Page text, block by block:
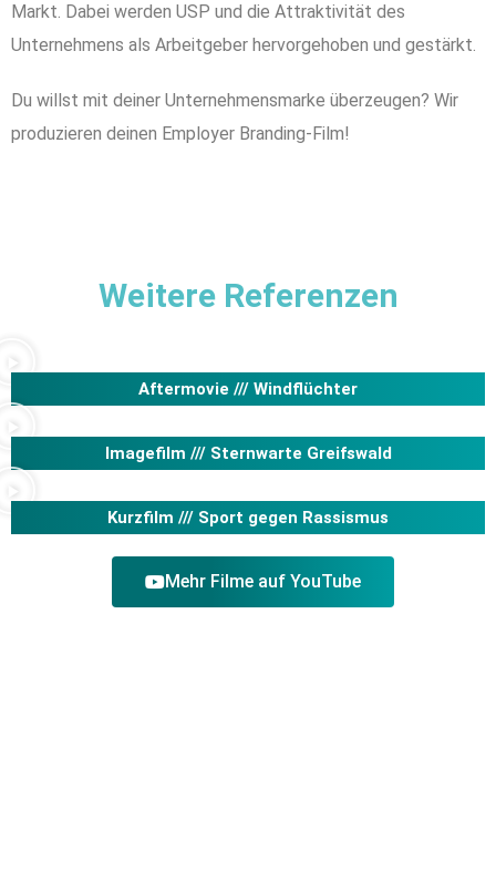
Markt. Dabei werden USP und die Attraktivität des
Unternehmens als Arbeitgeber hervorgehoben und gestärkt.
Du willst mit deiner Unternehmensmarke überzeugen? Wir
produzieren deinen Employer Branding-Film!
Weitere Referenzen
Aftermovie /// Windflüchter
Imagefilm /// Sternwarte Greifswald
Kurzfilm /// Sport gegen Rassismus
Mehr Filme auf YouTube